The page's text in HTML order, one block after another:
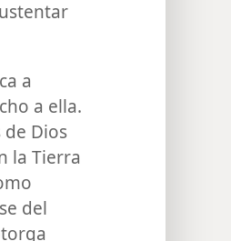
a
a ella.
Dios
la Tierra
del